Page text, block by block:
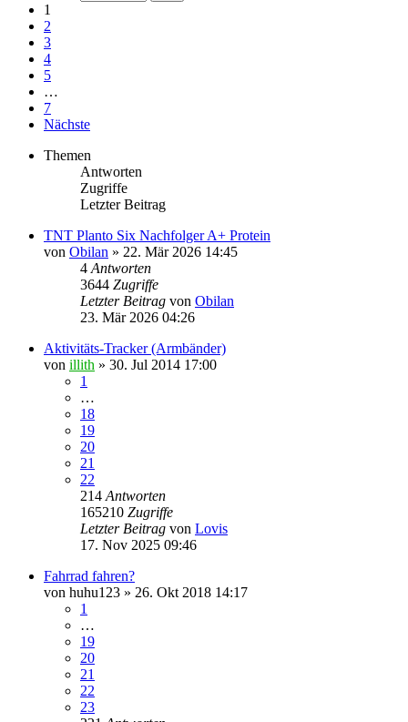
1
2
3
4
5
…
7
Nächste
Themen
Antworten
Zugriffe
Letzter Beitrag
TNT Planto Six Nachfolger A+ Protein
von Obilan » 22. Mär 2026 14:45
4 Antworten
3644 Zugriffe
Letzter Beitrag von Obilan
23. Mär 2026 04:26
Aktivitäts-Tracker (Armbänder)
von illith » 30. Jul 2014 17:00
1
…
18
19
20
21
22
214 Antworten
165210 Zugriffe
Letzter Beitrag von Lovis
17. Nov 2025 09:46
Fahrrad fahren?
von huhu123 » 26. Okt 2018 14:17
1
…
19
20
21
22
23